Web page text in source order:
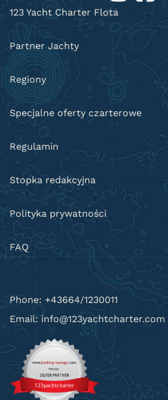
123 Yacht Charter Flota
Partner Jachty
Regiony
Specjalne oferty czarterowe
Regulamin
Stopka redakcyjna
Polityka prywatności
FAQ
Phone: +43664/1230011
Email: info@123yachtcharter.com